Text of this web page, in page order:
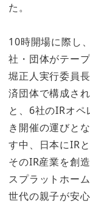
た。
10時開場に際し
社・団体がテー
堀正人実行委員
済団体で構成さ
と、6社のIRオ
き開催の運びと
す中、日本にIR
そのIR産業を創
スプラットホー
世代の親子が安